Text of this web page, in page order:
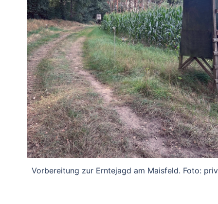
Vorbereitung zur Erntejagd am Maisfeld. Foto: